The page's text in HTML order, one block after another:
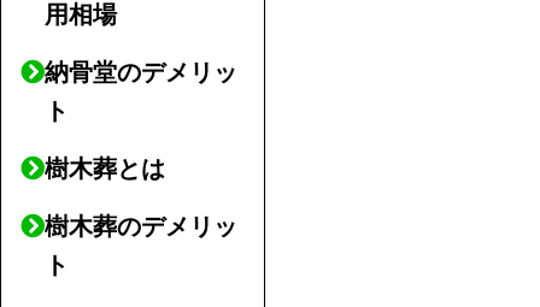
用相場
納骨堂のデメリッ
ト
樹木葬とは
樹木葬のデメリッ
ト